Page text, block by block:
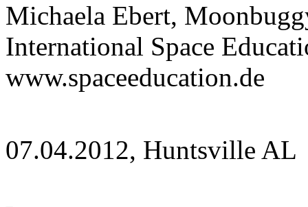
Michaela Ebert,
International Space
www.spaceeducation.de
07.04.2012, Huntsville AL